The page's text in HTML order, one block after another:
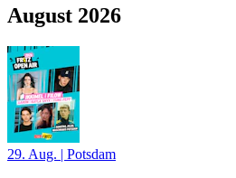
August 2026
29. Aug. | Potsdam